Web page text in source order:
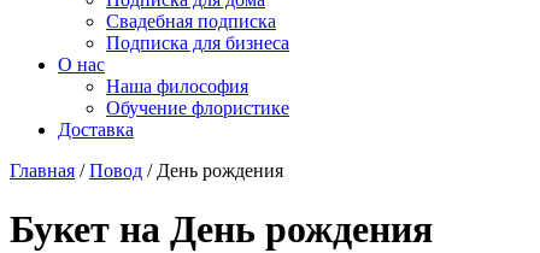
Свадебная подписка
Подписка для бизнеса
О нас
Наша философия
Обучение флористике
Доставка
Главная / Повод /День рождения
Букет на День рождения